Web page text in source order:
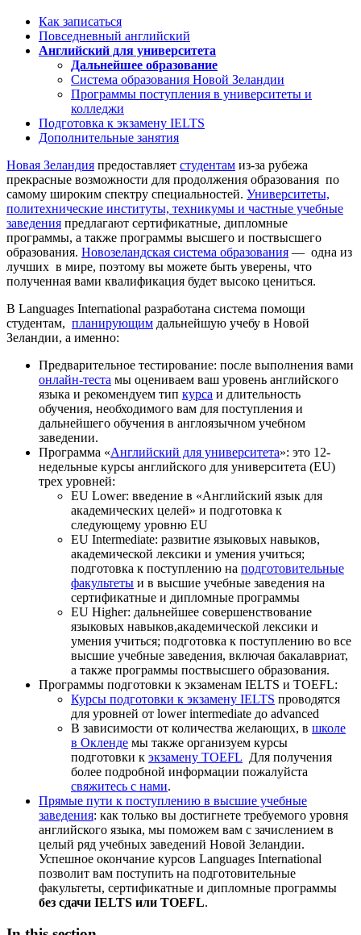
Как записаться
Повседневный английский
Английский для университета
Дальнейшее образование
Система образования Новой Зеландии
Программы поступления в университеты и
колледжи
Подготовка к экзамену IELTS
Дополнительные занятия
Новая Зеландия предоставляет студентам из-за рубежа
прекрасные возможности для продолжения образования по
самому широким спектру специальностей. Университеты,
политехнические институты, техникумы и частные учебные
заведения предлагают сертификатные, дипломные
программы, а также программы высшего и поствысшего
образования. Новозеландская система образования — одна из
лучших в мире, поэтому вы можете быть уверены, что
полученная вами квалификация будет высоко цениться.
В Languages International разработана система помощи
студентам, планирующим дальнейшую учебу в Новой
Зеландии, а именно:
Предварительное тестирование: после выполнения вами
онлайн-теста мы оцениваем ваш уровень английского
языка и рекомендуем тип курса и длительность
обучения, необходимого вам для поступления и
дальнейшего обучения в англоязычном учебном
заведении.
Программа «Английский для университета»: это 12-
недельные курсы английского для университета (EU)
трех уровней:
EU Lower: введение в «Английский язык для
академических целей» и подготовка к
следующему уровню EU
EU Intermediate: развитие языковых навыков,
академической лексики и умения учиться;
подготовка к поступлению на подготовительные
факультеты и в высшие учебные заведения на
сертификатные и дипломные программы
EU Higher: дальнейшее совершенствование
языковых навыков,академической лексики и
умения учиться; подготовка к поступлению во все
высшие учебные заведения, включая бакалавриат,
а также программы поствысшего образования.
Программы подготовки к экзаменам IELTS и TOEFL:
Курсы подготовки к экзамену IELTS проводятся
для уровней от lower intermediate до advanced
В зависимости от количества желающих, в школе
в Окленде мы также организуем курсы
подготовки к экзамену TOEFL Для получения
более подробной информации пожалуйста
свяжитесь с нами.
Прямые пути к поступлению в высшие учебные
заведения: как только вы достигнете требуемого уровня
английского языка, мы поможем вам с зачислением в
целый ряд учебных заведений Новой Зеландии.
Успешное окончание курсов Languages International
позволит вам поступить на подготовительные
факультеты, сертификатные и дипломные программы
без сдачи IELTS или TOEFL.